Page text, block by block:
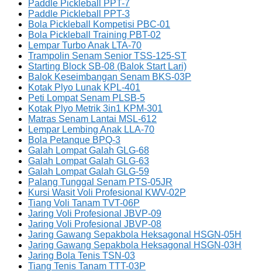
Paddle Pickleball PPT-7
Paddle Pickleball PPT-3
Bola Pickleball Kompetisi PBC-01
Bola Pickleball Training PBT-02
Lempar Turbo Anak LTA-70
Trampolin Senam Senior TSS-125-ST
Starting Block SB-08 (Balok Start Lari)
Balok Keseimbangan Senam BKS-03P
Kotak Plyo Lunak KPL-401
Peti Lompat Senam PLSB-5
Kotak Plyo Metrik 3in1 KPM-301
Matras Senam Lantai MSL-612
Lempar Lembing Anak LLA-70
Bola Petanque BPQ-3
Galah Lompat Galah GLG-68
Galah Lompat Galah GLG-63
Galah Lompat Galah GLG-59
Palang Tunggal Senam PTS-05JR
Kursi Wasit Voli Profesional KWV-02P
Tiang Voli Tanam TVT-06P
Jaring Voli Profesional JBVP-09
Jaring Voli Profesional JBVP-08
Jaring Gawang Sepakbola Heksagonal HSGN-05H
Jaring Gawang Sepakbola Heksagonal HSGN-03H
Jaring Bola Tenis TSN-03
Tiang Tenis Tanam TTT-03P